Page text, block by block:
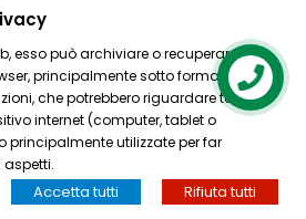
CASSA CERCA
esso può archiviare o recuperare
principalmente sotto forma di
che potrebbero riguardare te, le tue
internet (computer, tablet o
principalmente utilizzate per far
aspetti.
Accetta tutti Rifiuta tutti
Contact us